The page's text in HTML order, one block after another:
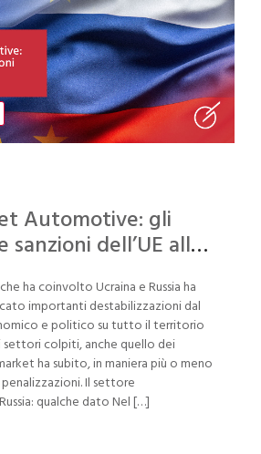
Automotive: gli
dell’UE alla
ha coinvolto Ucraina e Russia ha
importanti destabilizzazioni dal
e politico su tutto il territorio
settori colpiti, anche quello dei
ha subito, in maniera più o meno
Il settore
qualche dato Nel […]